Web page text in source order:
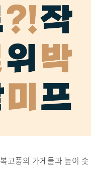
복고풍의 가게들과 높이 솟